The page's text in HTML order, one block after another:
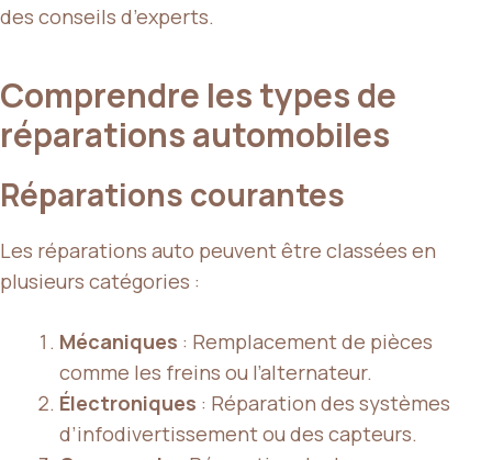
des conseils d’experts.
Comprendre les types de
réparations automobiles
Réparations courantes
Les réparations auto peuvent être classées en
plusieurs catégories :
Mécaniques : Remplacement de pièces
comme les freins ou l’alternateur.
Électroniques : Réparation des systèmes
d’infodivertissement ou des capteurs.